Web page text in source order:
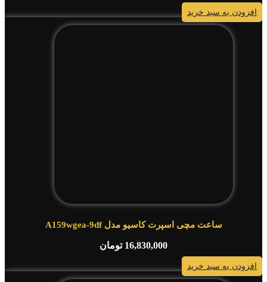
افزودن به سبد خرید
ساعت مچی اسپرت کاسیو مدل A159wgea-9df
16,830,000 تومان
افزودن به سبد خرید